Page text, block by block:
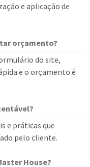
e aplicação de
orçamento?
do site,
e o orçamento é
e práticas que
pelo cliente.
House?